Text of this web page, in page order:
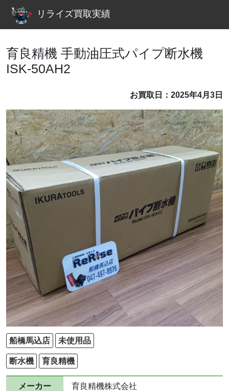
リライズ買取実績
育良精機 手動油圧式パイプ断水機
ISK-50AH2
お買取日：2025年4月3日
船橋馬込店 未使用品
断水機 育良精機
メーカー 育良精機株式会社